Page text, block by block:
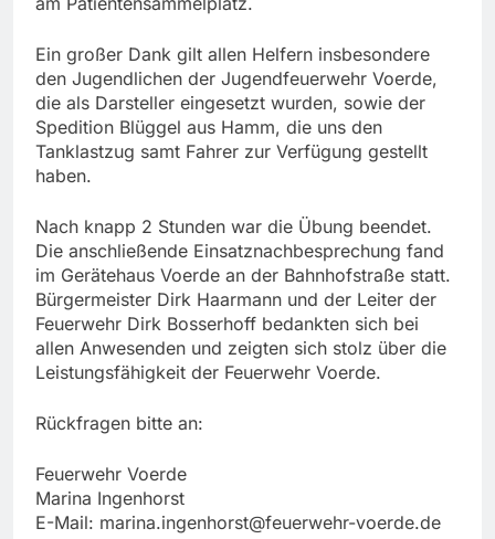
Ein großer Dank gilt allen Helfern insbesondere
den Jugendlichen der Jugendfeuerwehr Voerde,
die als Darsteller eingesetzt wurden, sowie der
Spedition Blüggel aus Hamm, die uns den
Tanklastzug samt Fahrer zur Verfügung gestellt
haben.
Nach knapp 2 Stunden war die Übung beendet.
Die anschließende Einsatznachbesprechung fand
im Gerätehaus Voerde an der Bahnhofstraße statt.
Bürgermeister Dirk Haarmann und der Leiter der
Feuerwehr Dirk Bosserhoff bedankten sich bei
allen Anwesenden und zeigten sich stolz über die
Leistungsfähigkeit der Feuerwehr Voerde.
Rückfragen bitte an:
Feuerwehr Voerde
Marina Ingenhorst
E-Mail: marina.ingenhorst@feuerwehr-voerde.de